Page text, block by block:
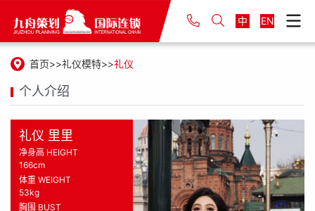
中 EN
首页 礼仪模特 礼仪
个人介绍
礼仪 里里
净身高 HEIGHT
166cm
体重 WEIGHT
53kg
胸围 BUST